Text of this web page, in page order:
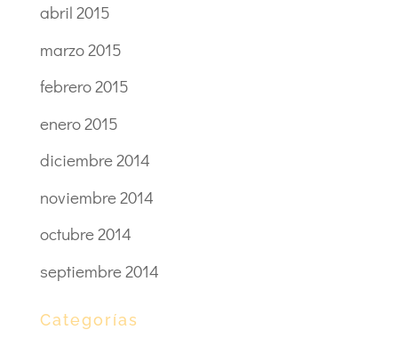
abril 2015
marzo 2015
febrero 2015
enero 2015
diciembre 2014
noviembre 2014
octubre 2014
septiembre 2014
Categorías